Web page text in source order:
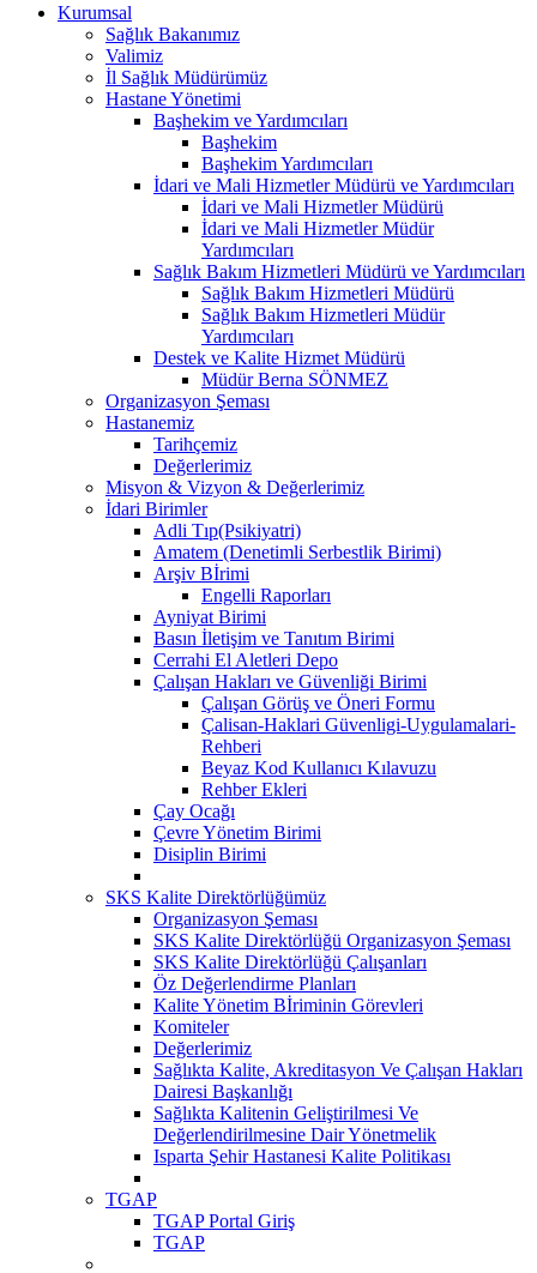
Kurumsal
Sağlık Bakanımız
Valimiz
İl Sağlık Müdürümüz
Hastane Yönetimi
Başhekim ve Yardımcıları
Başhekim
Başhekim Yardımcıları
İdari ve Mali Hizmetler Müdürü ve Yardımcıları
İdari ve Mali Hizmetler Müdürü
İdari ve Mali Hizmetler Müdür
Yardımcıları
Sağlık Bakım Hizmetleri Müdürü ve Yardımcıları
Sağlık Bakım Hizmetleri Müdürü
Sağlık Bakım Hizmetleri Müdür
Yardımcıları
Destek ve Kalite Hizmet Müdürü
Müdür Berna SÖNMEZ
Organizasyon Şeması
Hastanemiz
Tarihçemiz
Değerlerimiz
Misyon & Vizyon & Değerlerimiz
İdari Birimler
Adli Tıp(Psikiyatri)
Amatem (Denetimli Serbestlik Birimi)
Arşiv Bİrimi
Engelli Raporları
Ayniyat Birimi
Basın İletişim ve Tanıtım Birimi
Cerrahi El Aletleri Depo
Çalışan Hakları ve Güvenliği Birimi
Çalışan Görüş ve Öneri Formu
Çalisan-Haklari Güvenligi-Uygulamalari-
Rehberi
Beyaz Kod Kullanıcı Kılavuzu
Rehber Ekleri
Çay Ocağı
Çevre Yönetim Birimi
Disiplin Birimi
SKS Kalite Direktörlüğümüz
Organizasyon Şeması
SKS Kalite Direktörlüğü Organizasyon Şeması
SKS Kalite Direktörlüğü Çalışanları
Öz Değerlendirme Planları
Kalite Yönetim Bİriminin Görevleri
Komiteler
Değerlerimiz
Sağlıkta Kalite, Akreditasyon Ve Çalışan Hakları
Dairesi Başkanlığı
Sağlıkta Kalitenin Geliştirilmesi Ve
Değerlendirilmesine Dair Yönetmelik
Isparta Şehir Hastanesi Kalite Politikası
TGAP
TGAP Portal Giriş
TGAP